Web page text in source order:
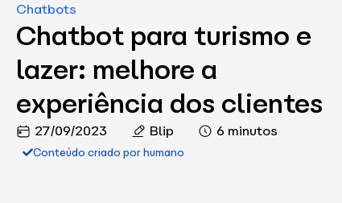
Chatbots
Chatbot para turismo e
lazer: melhore a
experiência dos clientes
27/09/2023 Blip 6 minutos
Conteúdo criado por humano